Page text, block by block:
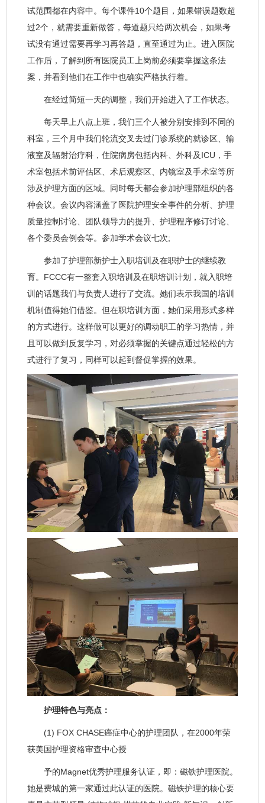
试范围都在内容中。每个课件10个题目，如果错误题数超
过2个，就需要重新做答，每道题只给两次机会，如果考
试没有通过需要再学习再答题，直至通过为止。进入医院
工作后，了解到所有医院员工上岗前必须要掌握这条法
案，并看到他们在工作中也确实严格执行着。
在经过简短一天的调整，我们开始进入了工作状态。
每天早上八点上班，我们三个人被分别安排到不同的
科室，三个月中我们轮流交叉去过门诊系统的就诊区、输
液室及辐射治疗科，住院病房包括内科、外科及ICU，手
术室包括术前评估区、术后观察区、内镜室及手术室等所
涉及护理方面的区域。同时每天都会参加护理部组织的各
种会议。会议内容涵盖了医院护理安全事件的分析、护理
质量控制讨论、团队领导力的提升、护理程序修订讨论、
各个委员会例会等。参加学术会议七次;
参加了护理部新护士入职培训及在职护士的继续教
育。FCCC有一整套入职培训及在职培训计划，就入职培
训的话题我们与负责人进行了交流。她们表示我国的培训
机制值得她们借鉴。但在职培训方面，她们采用形式多样
的方式进行。这样做可以更好的调动职工的学习热情，并
且可以做到反复学习，对必须掌握的关键点通过轻松的方
式进行了复习，同样可以起到督促掌握的效果。
护理特色与亮点：
(1) FOX CHASE癌症中心的护理团队，在2000年荣
获美国护理资格审查中心授
予的Magnet优秀护理服务认证，即：磁铁护理医院。
她是费城的第一家通过此认证的医院。磁铁护理的核心要